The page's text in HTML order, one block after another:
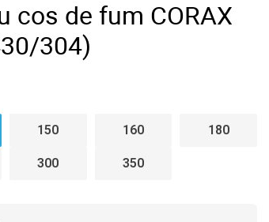
cos de fum CORAX
304)
150 160 180
300 350